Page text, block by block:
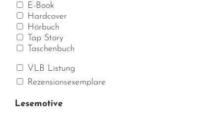
E-Book
Hardcover
Hörbuch
Tap Story
Taschenbuch
VLB Listung
Rezensionsexemplare
Lesemotive